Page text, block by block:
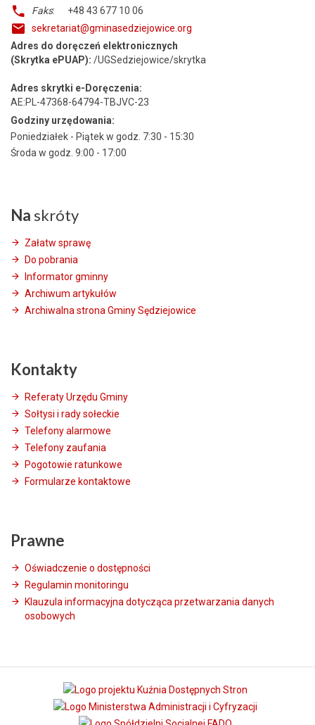
Faks: +48 43 677 10 06
sekretariat@gminasedziejowice.org
Adres do doręczeń elektronicznych
(Skrytka ePUAP): /UGSedziejowice/skrytka
Adres skrytki e-Doręczenia:
AE:PL-47368-64794-TBJVC-23
Godziny urzędowania:
Poniedziałek - Piątek w godz. 7:30 - 15:30
Środa w godz. 9:00 - 17:00
Na skróty
Załatw sprawę
Do pobrania
Informator gminny
Archiwum artykułów
Archiwalna strona Gminy Sędziejowice
Kontakty
Referaty Urzędu Gminy
Sołtysi i rady sołeckie
Telefony alarmowe
Telefony zaufania
Pogotowie ratunkowe
Formularze kontaktowe
Prawne
Oświadczenie o dostępności
Regulamin monitoringu
Klauzula informacyjna dotycząca przetwarzania danych
osobowych